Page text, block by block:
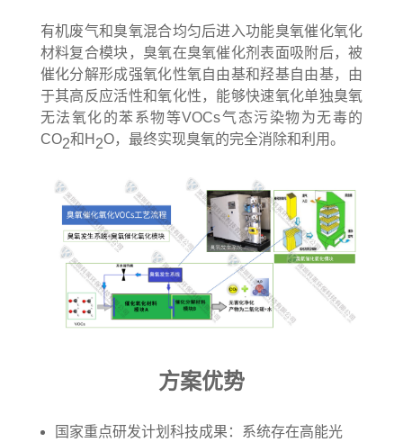
有机废气和臭氧混合均匀后进入功能臭氧催化氧化
材料复合模块，臭氧在臭氧催化剂表面吸附后，被
催化分解形成强氧化性氧自由基和羟基自由基，由
于其高反应活性和氧化性，能够快速氧化单独臭氧
无法氧化的苯系物等VOCs气态污染物为无毒的
CO2和H 2O，最终实现臭氧的完全消除和利用。
方案优势
国家重点研发计划科技成果：系统存在高能光